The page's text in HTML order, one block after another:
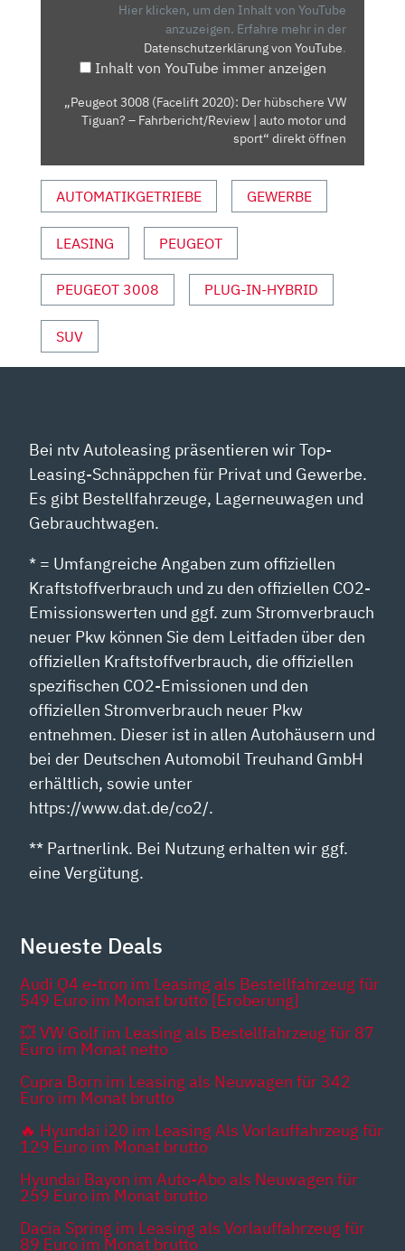
TIGUAN?
FAHRBERICHT/REVIEW
MOTOR
UND
SPORT“
VON
ANZEIGEN
Hier klicken, um den Inhalt von YouTube
anzuzeigen. Erfahre mehr in der
Datenschutzerklärung von YouTube.
Inhalt von YouTube immer anzeigen
„Peugeot 3008 (Facelift 2020): Der hübschere VW
Tiguan? – Fahrbericht/Review | auto motor und
sport“ direkt öffnen
AUTOMATIKGETRIEBE GEWERBE
LEASING PEUGEOT
PEUGEOT 3008 PLUG-IN-HYBRID
SUV
Bei ntv Autoleasing präsentieren wir Top-
Leasing-Schnäppchen für Privat und Gewerbe.
Es gibt Bestellfahrzeuge, Lagerneuwagen und
Gebrauchtwagen.
* = Umfangreiche Angaben zum offiziellen
Kraftstoffverbrauch und zu den offiziellen CO2-
Emissionswerten und ggf. zum Stromverbrauch
neuer Pkw können Sie dem Leitfaden über den
offiziellen Kraftstoffverbrauch, die offiziellen
spezifischen CO2-Emissionen und den
offiziellen Stromverbrauch neuer Pkw
entnehmen. Dieser ist in allen Autohäusern und
bei der Deutschen Automobil Treuhand GmbH
erhältlich, sowie unter
https://www.dat.de/co2/.
** Partnerlink. Bei Nutzung erhalten wir ggf.
eine Vergütung.
Neueste Deals
Audi Q4 e-tron im Leasing als Bestellfahrzeug für
549 Euro im Monat brutto [Eroberung]
💥 VW Golf im Leasing als Bestellfahrzeug für 87
Euro im Monat netto
Cupra Born im Leasing als Neuwagen für 342
Euro im Monat brutto
🔥 Hyundai i20 im Leasing Als Vorlauffahrzeug für
129 Euro im Monat brutto
Hyundai Bayon im Auto-Abo als Neuwagen für
259 Euro im Monat brutto
Dacia Spring im Leasing als Vorlauffahrzeug für
89 Euro im Monat brutto